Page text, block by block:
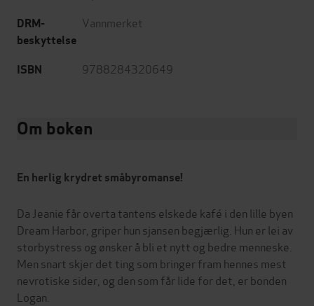
DRM-
beskyttelse
Vannmerket
ISBN 9788284320649
Om boken
En herlig krydret småbyromanse!
Da Jeanie får overta tantens elskede kafé i den lille byen
Dream Harbor, griper hun sjansen begjærlig. Hun er lei av
storbystress og ønsker å bli et nytt og bedre menneske.
Men snart skjer det ting som bringer fram hennes mest
nevrotiske sider, og den som får lide for det, er bonden
Logan.